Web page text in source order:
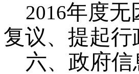
2016年度无
复议、提起
六、政府